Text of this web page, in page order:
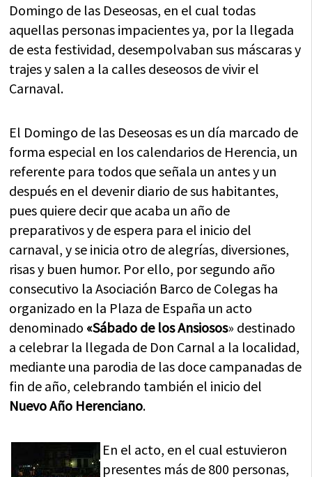
Domingo de las Deseosas, en el cual todas
aquellas personas impacientes ya, por la llegada
de esta festividad, desempolvaban sus máscaras y
trajes y salen a la calles deseosos de vivir el
Carnaval.
El Domingo de las Deseosas es un día marcado de
forma especial en los calendarios de Herencia, un
referente para todos que señala un antes y un
después en el devenir diario de sus habitantes,
pues quiere decir que acaba un año de
preparativos y de espera para el inicio del
carnaval, y se inicia otro de alegrías, diversiones,
risas y buen humor. Por ello, por segundo año
consecutivo la Asociación Barco de Colegas ha
organizado en la Plaza de España un acto
denominado «Sábado de los Ansiosos» destinado
a celebrar la llegada de Don Carnal a la localidad,
mediante una parodia de las doce campanadas de
fin de año, celebrando también el inicio del
Nuevo Año Herenciano.
En el acto, en el cual estuvieron
presentes más de 800 personas,